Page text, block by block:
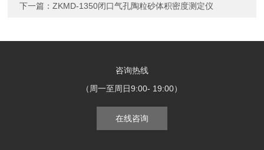
下一篇：ZKMD-1350闭口气孔陶粒砂体积密度测定仪
咨询热线
（周一至周日9:00- 19:00）
在线咨询